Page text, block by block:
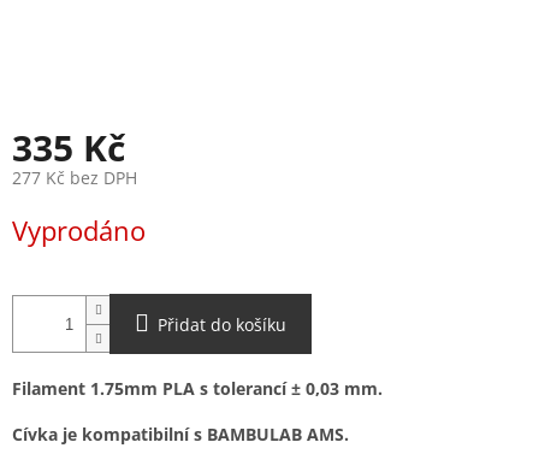
335 Kč
277 Kč bez DPH
cena:
Vyprodáno
Přidat do košíku
Filament 1.75mm PLA s tolerancí ± 0,03 mm.
Cívka je kompatibilní s BAMBULAB AMS.